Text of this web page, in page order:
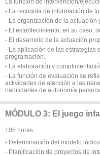
- La recogida de información de
- La organización de la actuación
- El establecimiento, en su caso,
- El desarrollo de la actuación
- La aplicación de las estrategias
programación.
- La elaboración y
- La función de evaluación se
actividades de atención a las
habilidades de autonomía
MÓDULO 3: El juego
105 horas
- Determinación del modelo
- Planificación de proyectos de